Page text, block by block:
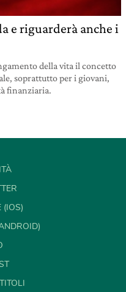
e riguarderà anche i
della vita il concetto
soprattutto per i giovani,
finanziaria.
(IOS)